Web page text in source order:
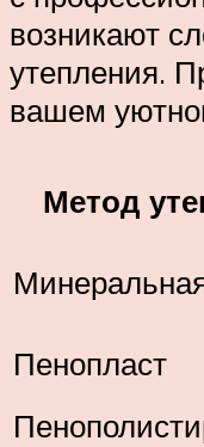
возникают
утепления.
вашем
Метод
Пенопласт